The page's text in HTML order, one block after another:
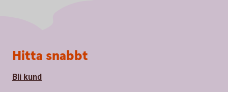
Sidfot
Hitta snabbt
Bli kund